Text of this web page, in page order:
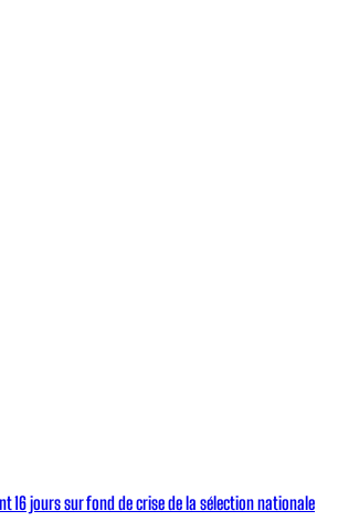
16 jours sur fond de crise de la sélection nationale